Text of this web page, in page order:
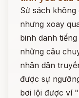
Sử sách không
nhưng xoay
binh danh
những câu
nhân dân
được sự
bơi lội được ví